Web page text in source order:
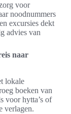
voor
noodnummers
excursies dekt
advies van
naar
lokale
boeken van
voor hytta’s of
verlagen.